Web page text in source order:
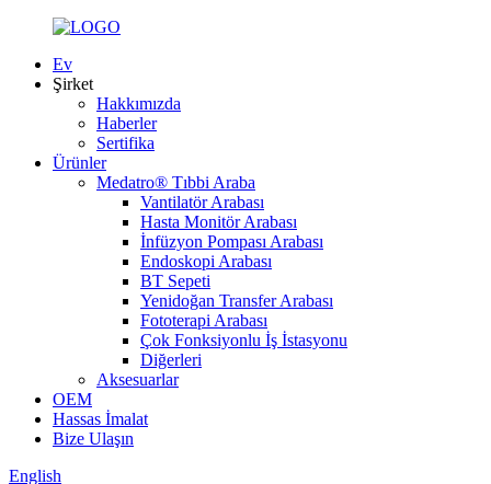
Ev
Şirket
Hakkımızda
Haberler
Sertifika
Ürünler
Medatro® Tıbbi Araba
Vantilatör Arabası
Hasta Monitör Arabası
İnfüzyon Pompası Arabası
Endoskopi Arabası
BT Sepeti
Yenidoğan Transfer Arabası
Fototerapi Arabası
Çok Fonksiyonlu İş İstasyonu
Diğerleri
Aksesuarlar
OEM
Hassas İmalat
Bize Ulaşın
English